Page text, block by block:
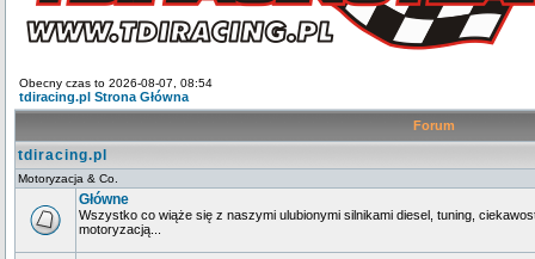
Obecny czas to 2026-08-07, 08:54
tdiracing.pl Strona Główna
Forum
tdiracing.pl
Motoryzacja & Co.
Główne
Wszystko co wiąże się z naszymi ulubionymi silnikami diesel, tuning,
motoryzacją...